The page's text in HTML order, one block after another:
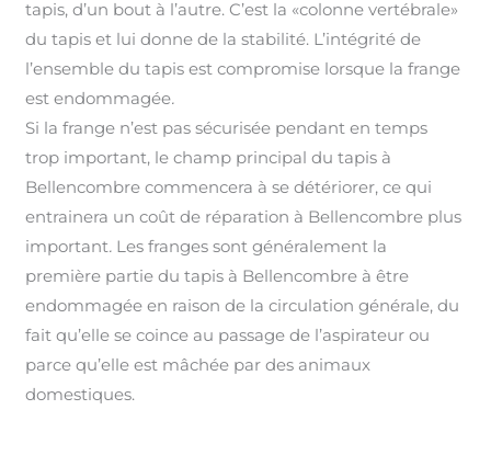
tapis, d’un bout à l’autre. C’est la «colonne vertébrale»
du tapis et lui donne de la stabilité. L’intégrité de
l’ensemble du tapis est compromise lorsque la frange
est endommagée.
Si la frange n’est pas sécurisée pendant en temps
trop important, le champ principal du tapis à
Bellencombre commencera à se détériorer, ce qui
entrainera un coût de réparation à Bellencombre plus
important. Les franges sont généralement la
première partie du tapis à Bellencombre à être
endommagée en raison de la circulation générale, du
fait qu’elle se coince au passage de l’aspirateur ou
parce qu’elle est mâchée par des animaux
domestiques.